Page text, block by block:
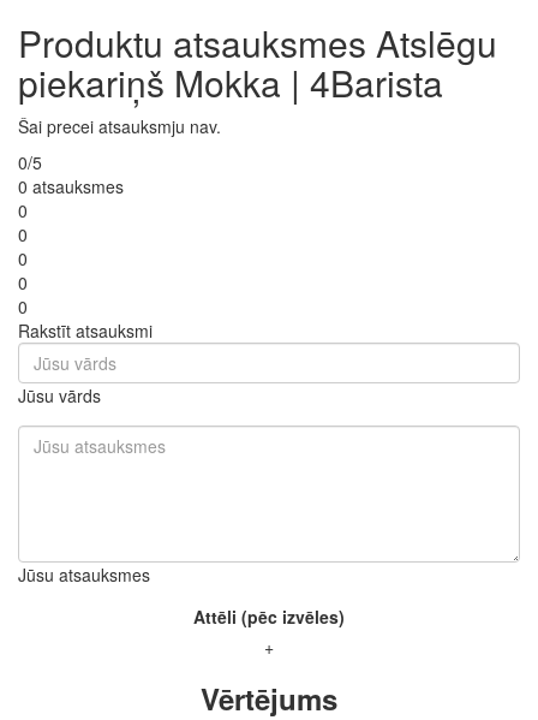
Produktu atsauksmes Atslēgu
piekariņš Mokka | 4Barista
Šai precei atsauksmju nav.
0/5
0 atsauksmes
0
0
0
0
0
Rakstīt atsauksmi
Jūsu vārds
Jūsu atsauksmes
Attēli (pēc izvēles)
+
Vērtējums